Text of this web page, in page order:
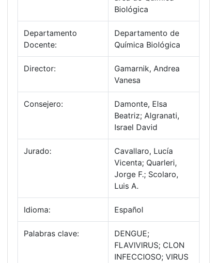
Biológica
Departamento
Docente:
Departamento de
Química Biológica
Director:
Gamarnik, Andrea
Vanesa
Consejero:
Damonte, Elsa
Beatriz; Algranati,
Israel David
Jurado:
Cavallaro, Lucía
Vicenta; Quarleri,
Jorge F.; Scolaro,
Luis A.
Idioma: Español
Palabras clave:
DENGUE;
FLAVIVIRUS; CLON
INFECCIOSO; VIRUS